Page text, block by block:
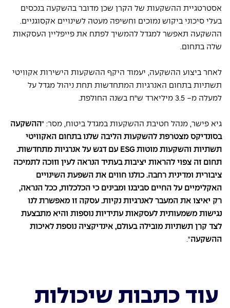
אסטרטגיית ההשקעות של הקרן שכן מדובר בהשקעה בנכסים
בעלי סיכוני ביקוש נמוכים וחשיפה מעטה לשינויים אקסוגניים.
ההשקעה תאפשר למגדל להמשיך לפתח את פייפליין העסקאות
שלה בתחום.
לאחר ביצוע ההשקעה, יעמוד היקף ההשקעות הישירות אקוויטי
תשתיות בתחום האנרגיות המתחדשות תחת ניהול מגדל על
למעלה מ- 3.5 מיליארד ש"ח בשנה החולפת.
גיא פישר, מנהל חטיבת ההשקעות במגדל ביטוח, מסר: "ההשקעה
בסונדיקס מצטרפת להשקעות הליבה שלנו בתחום האקוויטי
תשתיות והשקעות מוטות ESG עם דגש על אנרגיות מתחדשות.
תחום זה צפוי להראות יציבות בעתיד הנראה לעין וזוכה לתמיכה
ציבורית ומדינית רחבה. כולנו חווים את השפעת השינויים
האקלימיים על החיים סביבנו ומבינים כי הכלכלות, ככל הנראה,
רק יאיצו את המעבר לאנרגיות נקיות. עסקה זו מאפשרת לנו
נגישות משמעותית לעסקאות עתידיות נוספות והיא מתבצעת
לצד קרן תשתיות מובילה בעולם, אינדיקציה נוספת לאיכות
ההשקעה".
עוד כתבות שיכולות